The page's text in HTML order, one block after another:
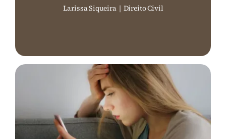
Larissa Siqueira | Direito Civil